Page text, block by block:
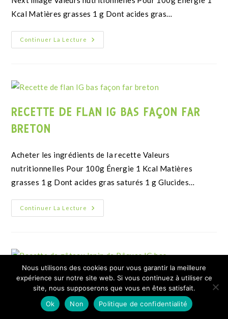
Nous utilisons des cookies pour vous garantir la meilleure
expérience sur notre site web. Si vous continuez à utiliser ce
site, nous supposerons que vous en êtes satisfait.
Ok
Non Politique de confidentialité